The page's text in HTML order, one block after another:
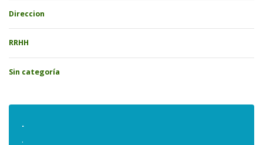
Direccion
RRHH
Sin categoría
.
.